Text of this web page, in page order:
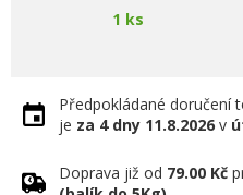
1 ks
Předpokládané doručení
je za 4 dny 11.8.2026 v
Doprava již od 79.00 Kč